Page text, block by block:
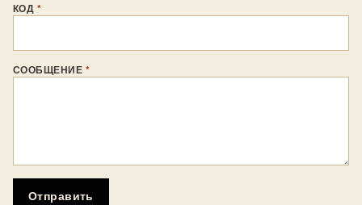
КОД *
СООБЩЕНИЕ *
Отправить